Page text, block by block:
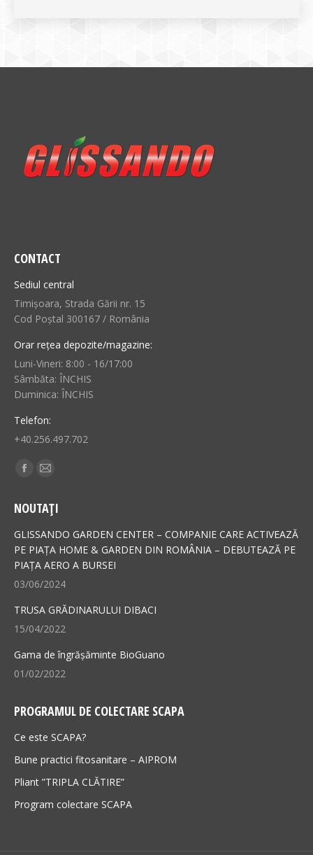
CONTACT
Sediul central
Timișoara, Strada Gării nr. 15
Cod Poștal 300167 / România
Orar rețea depozite/magazine:
Luni-Vineri: 8:00 - 16/17:00
Sâmbăta: ÎNCHIS
Duminica: ÎNCHIS
Telefon:
+40.256.497.702
Find us on:
Facebook
opens
in
new
window
Mail
opens
in
new
window
NOUTAȚI
GLISSANDO GARDEN CENTER – COMPANIE CARE ACTIVEAZĂ
PE PIAȚA HOME & GARDEN DIN ROMÂNIA – DEBUTEAZĂ PE
PIAȚA AERO A BURSEI
03/06/2024
TRUSA GRĂDINARULUI DIBACI
15/04/2022
Gama de îngrășăminte BioGuano
01/02/2022
PROGRAMUL DE COLECTARE SCAPA
Ce este SCAPA?
Bune practici fitosanitare – AIPROM
Pliant ”TRIPLA CLĂTIRE”
Program colectare SCAPA